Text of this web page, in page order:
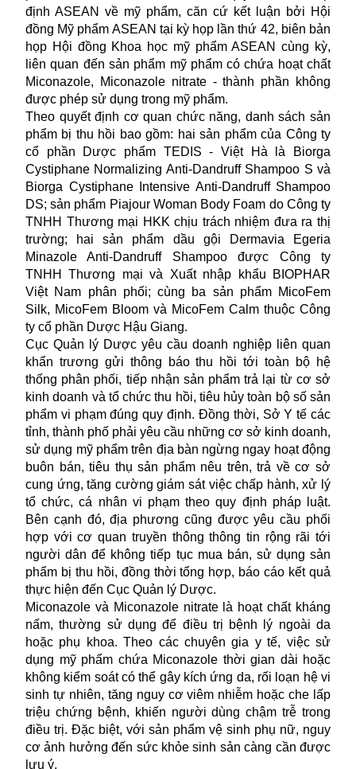
định ASEAN về mỹ phẩm, căn cứ kết luận bởi Hội
đồng Mỹ phẩm ASEAN tại kỳ họp lần thứ 42, biên bản
họp Hội đồng Khoa học mỹ phẩm ASEAN cùng kỳ,
liên quan đến sản phẩm mỹ phẩm có chứa hoạt chất
Miconazole, Miconazole nitrate - thành phần không
được phép sử dụng trong mỹ phẩm.
Theo quyết định cơ quan chức năng, danh sách sản
phẩm bị thu hồi bao gồm: hai sản phẩm của Công ty
cổ phần Dược phẩm TEDIS - Việt Hà là Biorga
Cystiphane Normalizing Anti-Dandruff Shampoo S và
Biorga Cystiphane Intensive Anti-Dandruff Shampoo
DS; sản phẩm Piajour Woman Body Foam do Công ty
TNHH Thương mại HKK chịu trách nhiệm đưa ra thị
trường; hai sản phẩm dầu gội Dermavia Egeria
Minazole Anti-Dandruff Shampoo được Công ty
TNHH Thương mại và Xuất nhập khẩu BIOPHAR
Việt Nam phân phối; cùng ba sản phẩm MicoFem
Silk, MicoFem Bloom và MicoFem Calm thuộc Công
ty cổ phần Dược Hậu Giang.
Cục Quản lý Dược yêu cầu doanh nghiệp liên quan
khẩn trương gửi thông báo thu hồi tới toàn bộ hệ
thống phân phối, tiếp nhận sản phẩm trả lại từ cơ sở
kinh doanh và tổ chức thu hồi, tiêu hủy toàn bộ số sản
phẩm vi phạm đúng quy định. Đồng thời, Sở Y tế các
tỉnh, thành phố phải yêu cầu những cơ sở kinh doanh,
sử dụng mỹ phẩm trên địa bàn ngừng ngay hoạt động
buôn bán, tiêu thụ sản phẩm nêu trên, trả về cơ sở
cung ứng, tăng cường giám sát việc chấp hành, xử lý
tổ chức, cá nhân vi phạm theo quy định pháp luật.
Bên cạnh đó, địa phương cũng được yêu cầu phối
hợp với cơ quan truyền thông thông tin rộng rãi tới
người dân để không tiếp tục mua bán, sử dụng sản
phẩm bị thu hồi, đồng thời tổng hợp, báo cáo kết quả
thực hiện đến Cục Quản lý Dược.
Miconazole và Miconazole nitrate là hoạt chất kháng
nấm, thường sử dụng để điều trị bệnh lý ngoài da
hoặc phụ khoa. Theo các chuyên gia y tế, việc sử
dụng mỹ phẩm chứa Miconazole thời gian dài hoặc
không kiểm soát có thể gây kích ứng da, rối loạn hệ vi
sinh tự nhiên, tăng nguy cơ viêm nhiễm hoặc che lấp
triệu chứng bệnh, khiến người dùng chậm trễ trong
điều trị. Đặc biệt, với sản phẩm vệ sinh phụ nữ, nguy
cơ ảnh hưởng đến sức khỏe sinh sản càng cần được
lưu ý.